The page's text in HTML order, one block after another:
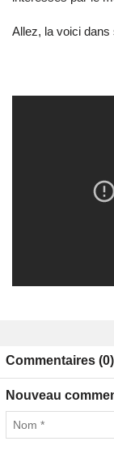
Allez, la voici dans
Commentaires (0)
Nouveau